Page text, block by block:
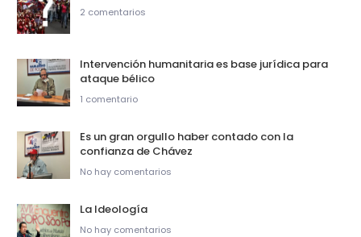
2 comentarios
Intervención humanitaria es base jurídica para
ataque bélico
1 comentario
Es un gran orgullo haber contado con la
confianza de Chávez
No hay comentarios
La Ideología
No hay comentarios